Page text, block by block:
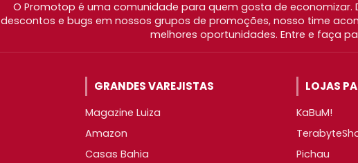
O Promotop é uma comunidade para quem gosta de
descontos e bugs em nossos grupos de promoções, nosso time
melhores oportunidades. Entre e faça
GRANDES VAREJISTAS
Magazine Luiza
Amazon
Casas Bahia
LOJAS
KaBuM!
Pichau